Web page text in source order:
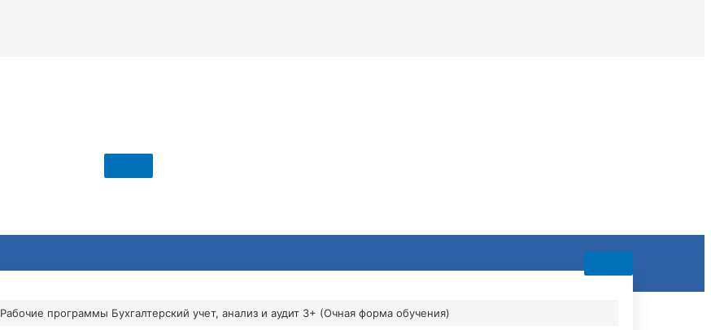
Рабочие программы Бухгалтерский учет, анализ и аудит 3+ (Очная форма обучения)